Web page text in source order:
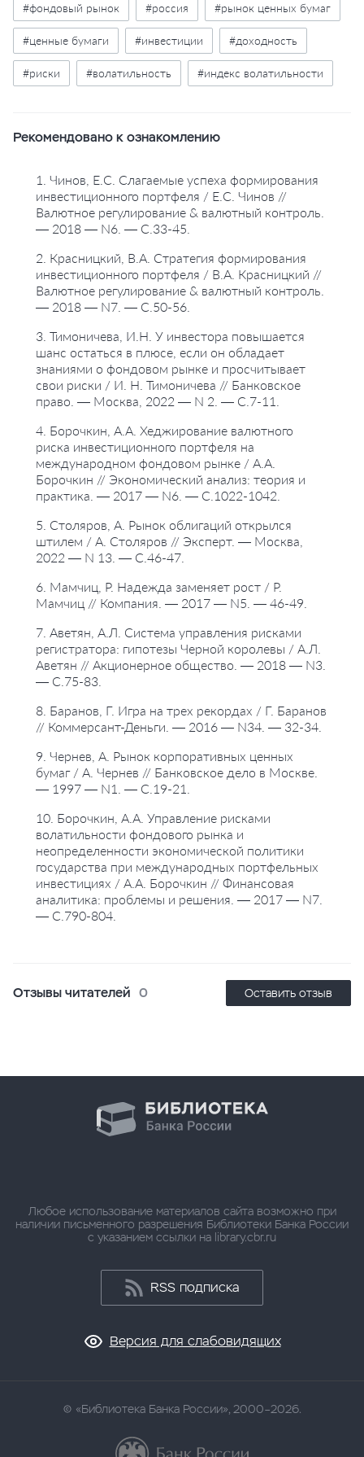
#фондовый рынок #россия #рынок ценных бумаг
#ценные бумаги #инвестиции #доходность
#риски #волатильность #индекс волатильности
Рекомендовано к ознакомлению
1. Чинов, Е.С. Слагаемые успеха формирования
инвестиционного портфеля / Е.С. Чинов //
Валютное регулирование & валютный контроль.
— 2018 — N6. — С.33-45.
2. Красницкий, В.А. Стратегия формирования
инвестиционного портфеля / В.А. Красницкий //
Валютное регулирование & валютный контроль.
— 2018 — N7. — С.50-56.
3. Тимоничева, И.Н. У инвестора повышается
шанс остаться в плюсе, если он обладает
знаниями о фондовом рынке и просчитывает
свои риски / И. Н. Тимоничева // Банковское
право. — Москва, 2022 — N 2. — С.7-11.
4. Борочкин, А.А. Хеджирование валютного
риска инвестиционного портфеля на
международном фондовом рынке / А.А.
Борочкин // Экономический анализ: теория и
практика. — 2017 — N6. — С.1022-1042.
5. Столяров, А. Рынок облигаций открылся
штилем / А. Столяров // Эксперт. — Москва,
2022 — N 13. — С.46-47.
6. Мамчиц, Р. Надежда заменяет рост / Р.
Мамчиц // Компания. — 2017 — N5. — 46-49.
7. Аветян, А.Л. Система управления рисками
регистратора: гипотезы Черной королевы / А.Л.
Аветян // Акционерное общество. — 2018 — N3.
— С.75-83.
8. Баранов, Г. Игра на трех рекордах / Г. Баранов
// Коммерсант-Деньги. — 2016 — N34. — 32-34.
9. Чернев, А. Рынок корпоративных ценных
бумаг / А. Чернев // Банковское дело в Москве.
— 1997 — N1. — С.19-21.
10. Борочкин, А.А. Управление рисками
волатильности фондового рынка и
неопределенности экономической политики
государства при международных портфельных
инвестициях / А.А. Борочкин // Финансовая
аналитика: проблемы и решения. — 2017 — N7.
— С.790-804.
Отзывы читателей 0 Оставить отзыв
Любое использование материалов сайта возможно при
наличии письменного разрешения Библиотеки Банка России
с указанием ссылки на library.cbr.ru
RSS подписка
Версия для слабовидящих
«Библиотека Банка России», 2000–2026.